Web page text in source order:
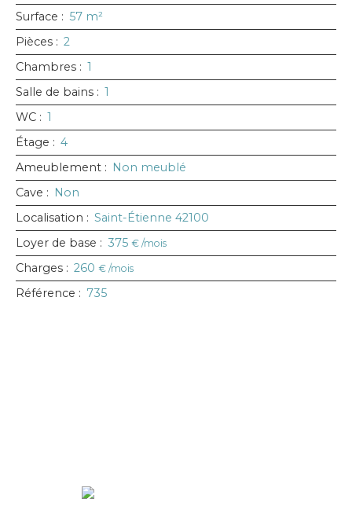
Surface : 57 m²
Pièces : 2
Chambres : 1
Salle de bains : 1
WC : 1
Étage : 4
Ameublement : Non meublé
Cave : Non
Localisation : Saint-Étienne 42100
Loyer de base : 375 € /mois
Charges : 260 € /mois
Référence : 735